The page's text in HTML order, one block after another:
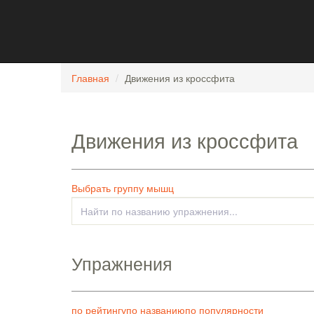
Главная Движения из кроссфита
Движения из кроссфита
Выбрать группу мышц
Упражнения
по рейтингупо названиюпо популярности